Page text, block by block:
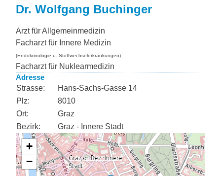
Dr. Wolfgang Buchinger
Arzt für Allgemeinmedizin
Facharzt für Innere Medizin
(Endokrinologie u. Stoffwechselerkrankungen)
Facharzt für Nuklearmedizin
Adresse
Strasse:
Hans-Sachs-Gasse 14
Plz:
8010
Ort:
Graz
Bezirk:
Graz - Innere Stadt